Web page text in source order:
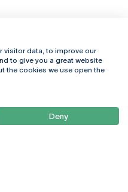
Online
Chegar
visitor data, to improve our
to give you a great website
the cookies we use open the
Deny